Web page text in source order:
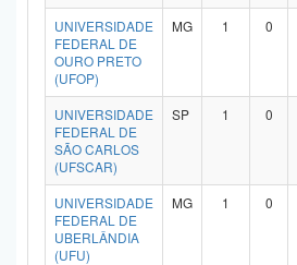
UNIVERSIDADE
FEDERAL DE
OURO PRETO
(UFOP)
MG 1 0
UNIVERSIDADE
FEDERAL DE
SÃO CARLOS
(UFSCAR)
SP 1 0
UNIVERSIDADE
FEDERAL DE
UBERLÂNDIA
(UFU)
MG 1 0